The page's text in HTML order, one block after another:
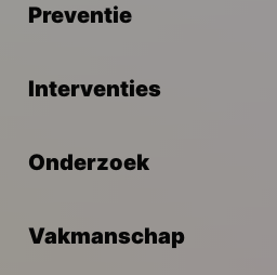
Preventie
Interventies
Onderzoek
Vakmanschap